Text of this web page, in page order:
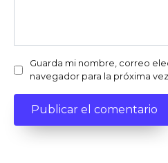
Guarda mi nombre, correo
navegador para la próxima